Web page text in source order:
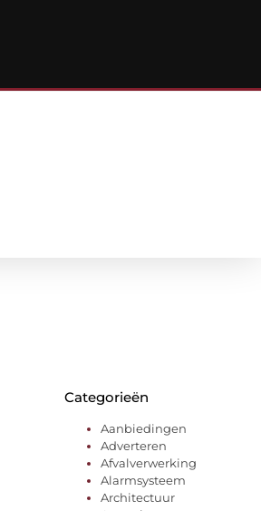
Categorieën
Aanbiedingen
Adverteren
Afvalverwerking
Alarmsysteem
Architectuur